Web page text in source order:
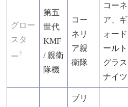
グロー
スタ
ー?
第五
世代
KMF
/ 親衛
隊機
コー
ネリ
ア親
衛隊
コーネ
ア、
ォー
ールト
グラ
ナイツ
ブリ